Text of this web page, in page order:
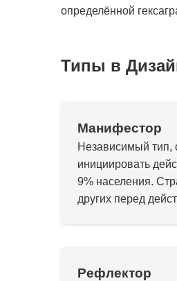
определённой
Типы в
Манифестор
Независимый тип,
инициировать
9% населения.
других перед
Рефлектор